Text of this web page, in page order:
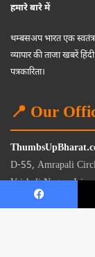
हमारे बारे में
थम्बसअप भारत एक
व्यापार की ताजा खबरें
पत्रकारिता।
📍 Our
D-55, Amrapali
Vaishali Nagar,
Rajasthan - 302021